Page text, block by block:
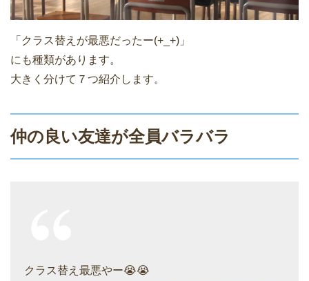
「クラス替えが最悪だったー(+_+)」
にも種類があります。
大きく分けて７つ紹介します。
仲の良い友達が全員バラバラ
クラス替え最悪やー😭😭